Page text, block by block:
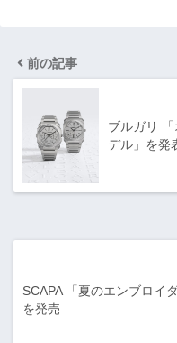
前の記事
ブルガリ
デル」を発
SCAPA 「夏のエンブロイ
を発売